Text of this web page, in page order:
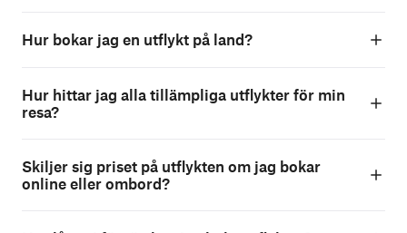
Hur bokar jag en utflykt på land?
Hur hittar jag alla tillämpliga utflykter för min
resa?
Skiljer sig priset på utflykten om jag bokar
online eller ombord?